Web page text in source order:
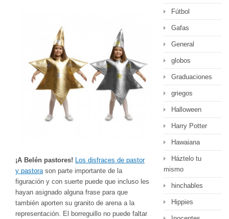
¡A Belén pastores! Los disfraces de pastor
y pastorason parte importante de la
figuración y con suerte puede que incluso les
hayan asignado alguna frase para que
también aporten su granito de arena a la
representación. El borreguillo no puede faltar
Fútbol
Gafas
General
globos
Graduaciones
griegos
Halloween
Harry Potter
Hawaiana
Háztelo tu
mismo
hinchables
Hippies